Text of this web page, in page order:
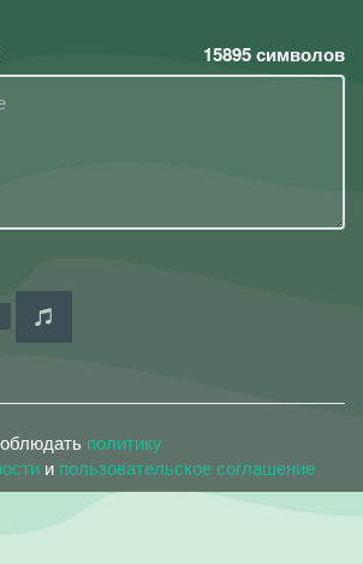
15895символов
политику
и пользовательское соглашение